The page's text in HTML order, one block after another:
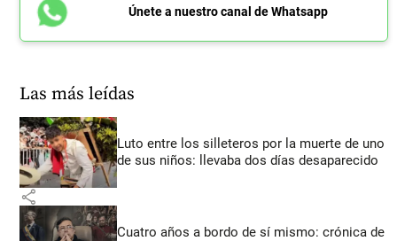
Únete a nuestro canal de Whatsapp
Las más leídas
Luto entre los silleteros por la muerte de uno
de sus niños: llevaba dos días desaparecido
share
Cuatro años a bordo de sí mismo: crónica de